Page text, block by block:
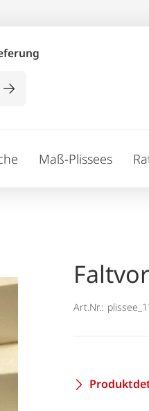
Maß-Plissees
Art.Nr.: